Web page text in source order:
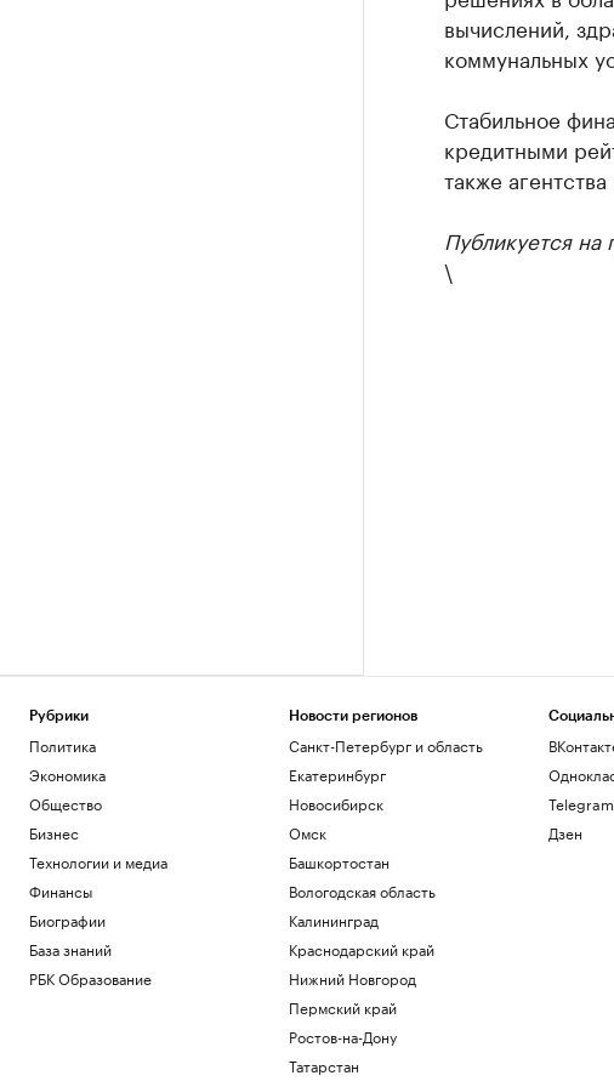
вычислений,
коммунальных
Стабильное
кредитными
также
Публикуется на
\
Рубрики
Политика
Экономика
Общество
Бизнес
Технологии и медиа
Финансы
Биографии
База знаний
РБК Образование
Новости регионов
Санкт-Петербург и область
Екатеринбург
Новосибирск
Омск
Башкортостан
Вологодская область
Калининград
Краснодарский край
Нижний Новгород
Пермский край
Ростов-на-Дону
Татарстан
Telegram
Дзен